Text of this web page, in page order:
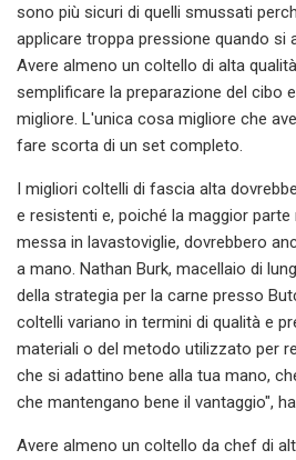
sono più sicuri di quelli smussati
applicare troppa pressione quando si
Avere almeno un coltello di alta
semplificare la preparazione del cibo
migliore. L'unica cosa migliore che
fare scorta di un set completo.
I migliori coltelli di fascia alta
e resistenti e, poiché la maggior
messa in lavastoviglie, dovrebbero
a mano. Nathan Burk, macellaio di
della strategia per la carne presso
coltelli variano in termini di qualità e
materiali o del metodo utilizzato per
che si adattino bene alla tua mano,
che mantengano bene il vantaggio",
Avere almeno un coltello da chef di